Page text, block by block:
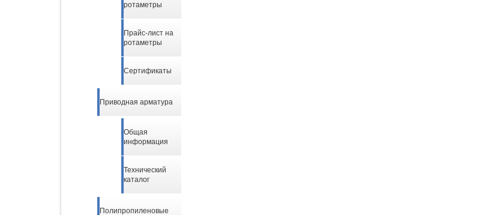
ротаметры
Прайс-лист на
ротаметры
Сертификаты
Приводная арматура
Общая
информация
Технический
каталог
Полипропиленовые